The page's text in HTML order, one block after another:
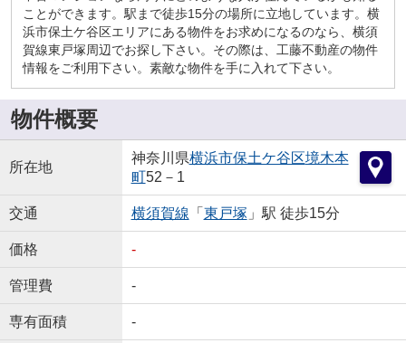
ことができます。駅まで徒歩15分の場所に立地しています。横
浜市保土ケ谷区エリアにある物件をお求めになるのなら、横須
賀線東戸塚周辺でお探し下さい。その際は、工藤不動産の物件
情報をご利用下さい。素敵な物件を手に入れて下さい。
物件概要
所在地
神奈川県横浜市保土ケ谷区境木本
町52－1
交通 横須賀線 「 東戸塚 」駅 徒歩15分
価格 -
管理費 -
専有面積 -